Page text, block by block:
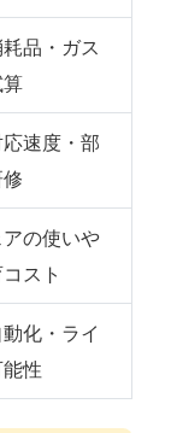
品・ガス
速度・部
の使いや
スト
化・ライ
性